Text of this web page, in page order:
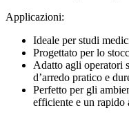
Applicazioni:
Ideale per studi
Progettato per lo
Adatto agli operatori
d’arredo pratico e
Perfetto per gli
efficiente e un rapido